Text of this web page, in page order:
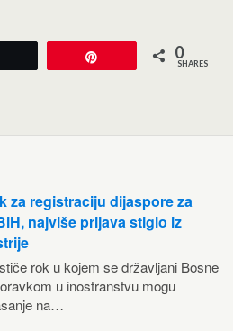
0
SHARES
za registraciju dijaspore za
najviše prijava stiglo iz
rok u kojem se državljani Bosne
u inostranstvu mogu
na…